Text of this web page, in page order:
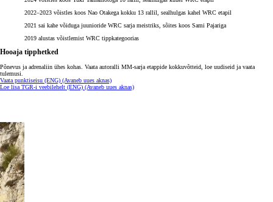
2022–2023 võistles koos Nao Otakega kokku 13 rallil, sealhulgas kahel WRC etapil
2021 sai kahe võiduga juunioride WRC sarja meistriks, sõites koos Sami Pajariga
2019 alustas võistlemist WRC tippkategoorias
Hooaja tipphetked
Põnevus ja adrenaliin ühes kohas. Vaata autoralli MM-sarja etappide kokkuvõtteid, loe uudiseid ja vaata
tulemusi.
Vaata punktiseisu (ENG) (Avaneb uues aknas)
Loe lisa TGR-i veebilehelt (ENG) (Avaneb uues aknas)